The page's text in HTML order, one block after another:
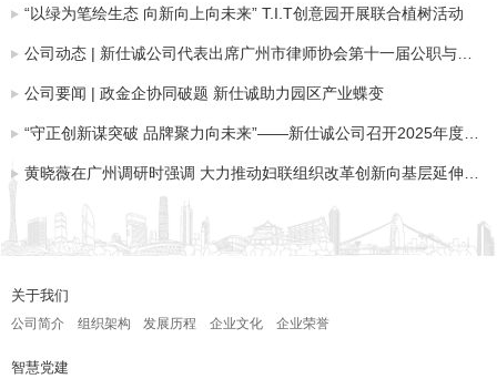
“以绿为笔绘生态 向新向上向未来” T.I.T创意园开展联合植树活动
公司动态 | 新仕诚公司代表出席广州市律师协会第十一届公职与公司律师工作委员会第一次全体委员会议
公司要闻 | 政金企协同破题 新仕诚助力园区产业蝶变
“守正创新谋突破 品牌聚力向未来”——新仕诚公司召开2025年度品牌宣传工作会议
黄晓薇在广州调研时强调 大力推动妇联组织改革创新向基层延伸向纵深发展
关于我们
公司简介 组织架构 发展历程 企业文化 企业荣誉
智慧党建